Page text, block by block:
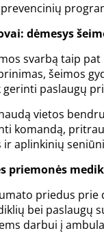
dėmesys
svarbą taip
šeimos
gerinti paslaugų
vietos
komandą,
ir aplinkinių
priemonės
priedus prie
bei paslaugų
darbui į